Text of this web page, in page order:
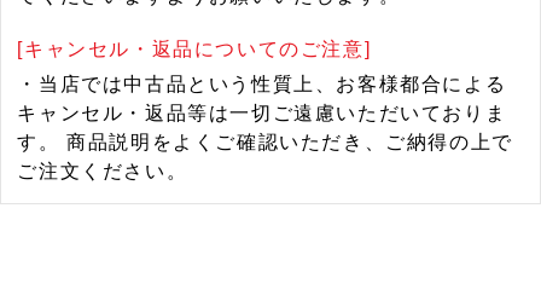
[キャンセル・返品についてのご注意]
・当店では中古品という性質上、お客様都合による
キャンセル・返品等は一切ご遠慮いただいておりま
す。 商品説明をよくご確認いただき、ご納得の上で
ご注文ください。